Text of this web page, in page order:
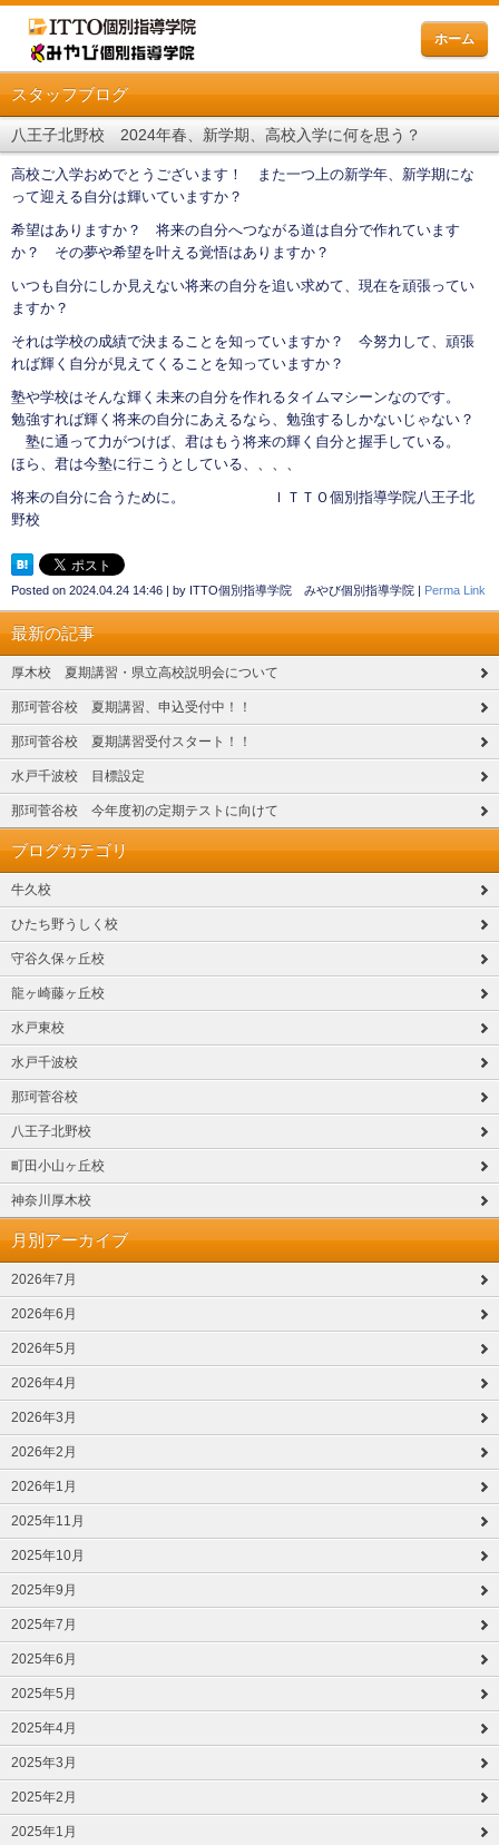
ホーム
スタッフブログ
八王子北野校 2024年春、新学期、高校入学に何を思う？
高校ご入学おめでとうございます！ また一つ上の新学年、新学期にな
って迎える自分は輝いていますか？
希望はありますか？ 将来の自分へつながる道は自分で作れています
か？ その夢や希望を叶える覚悟はありますか？
いつも自分にしか見えない将来の自分を追い求めて、現在を頑張ってい
ますか？
それは学校の成績で決まることを知っていますか？ 今努力して、頑張
れば輝く自分が見えてくることを知っていますか？
塾や学校はそんな輝く未来の自分を作れるタイムマシーンなのです。
勉強すれば輝く将来の自分にあえるなら、勉強するしかないじゃない？
塾に通って力がつけば、君はもう将来の輝く自分と握手している。
ほら、君は今塾に行こうとしている、、、、
将来の自分に合うために。 ＩＴＴＯ個別指導学院八王子北
野校
Posted on 2024.04.24 14:46 | by ITTO個別指導学院 みやび個別指導学院 | Perma Link
最新の記事
厚木校 夏期講習・県立高校説明会について
那珂菅谷校 夏期講習、申込受付中！！
那珂菅谷校 夏期講習受付スタート！！
水戸千波校 目標設定
那珂菅谷校 今年度初の定期テストに向けて
ブログカテゴリ
牛久校
ひたち野うしく校
守谷久保ヶ丘校
龍ヶ崎藤ヶ丘校
水戸東校
水戸千波校
那珂菅谷校
八王子北野校
町田小山ヶ丘校
神奈川厚木校
月別アーカイブ
2026年7月
2026年6月
2026年5月
2026年4月
2026年3月
2026年2月
2026年1月
2025年11月
2025年10月
2025年9月
2025年7月
2025年6月
2025年5月
2025年4月
2025年3月
2025年2月
2025年1月